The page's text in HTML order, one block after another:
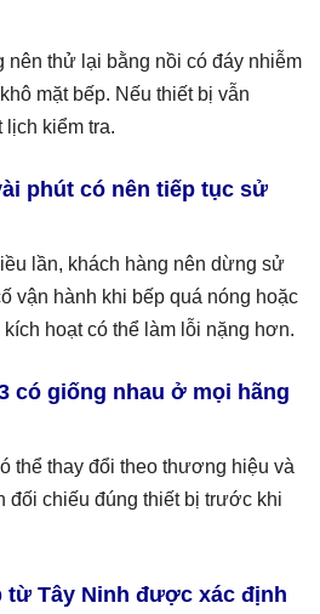
nên thử lại bằng nồi có đáy nhiễm
mặt bếp. Nếu thiết bị vẫn
lịch kiểm tra.
phút có nên tiếp tục sử
lần, khách hàng nên dừng sử
vận hành khi bếp quá nóng hoặc
hoạt có thể làm lỗi nặng hơn.
có giống nhau ở mọi hãng
thể thay đổi theo thương hiệu và
đối chiếu đúng thiết bị trước khi
từ Tây Ninh được xác định